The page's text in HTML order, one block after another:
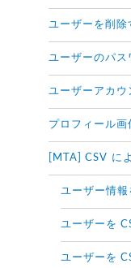
ユーザーを削除
ユーザーのパス
ユーザーアカウ
プロフィール画
[MTA] CSV に
ユーザー情
ユーザーを
ユーザーを